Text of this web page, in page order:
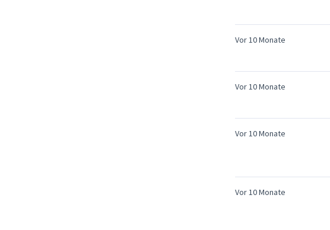
Vor 10 Monate
Vor 10 Monate
Vor 10 Monate
Vor 10 Monate